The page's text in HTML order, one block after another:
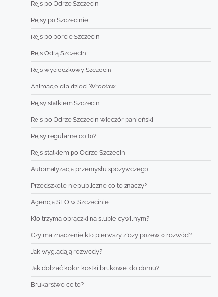
Rejs po Odrze Szczecin
Rejsy po Szczecinie
Rejs po porcie Szczecin
Rejs Odrą Szczecin
Rejs wycieczkowy Szczecin
Animacje dla dzieci Wrocław
Rejsy statkiem Szczecin
Rejs po Odrze Szczecin wieczór panieński
Rejsy regularne co to?
Rejs statkiem po Odrze Szczecin
Automatyzacja przemysłu spożywczego
Przedszkole niepubliczne co to znaczy?
Agencja SEO w Szczecinie
Kto trzyma obrączki na ślubie cywilnym?
Czy ma znaczenie kto pierwszy złoży pozew o rozwód?
Jak wyglądają rozwody?
Jak dobrać kolor kostki brukowej do domu?
Brukarstwo co to?